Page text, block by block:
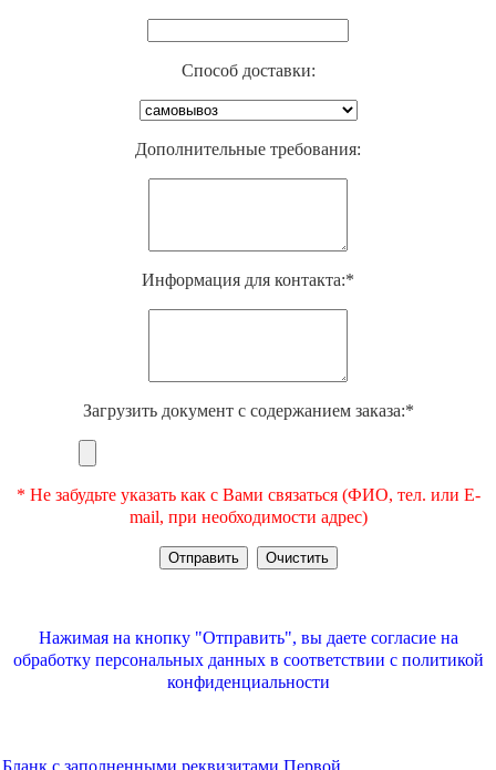
Способ доставки:
Дополнительные требования:
Информация для контакта:*
Загрузить документ с содержанием заказа:*
* Не забудьте указать как с Вами связаться (ФИО, тел. или E-
mail, при необходимости адрес)
Нажимая на кнопку "Отправить", вы даете согласие на
обработку персональных данных в соответствии с политикой
конфиденциальности
Бланк с заполненными реквизитами Первой